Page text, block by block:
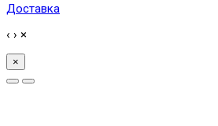
Доставка
‹ › ×
×